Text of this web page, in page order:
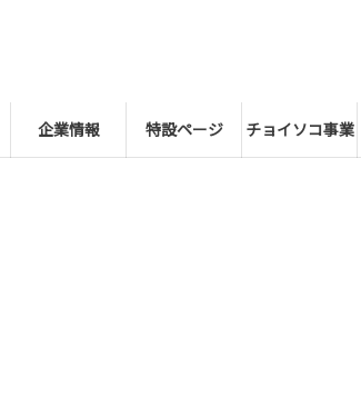
企業情報 特設ページ チョイソコ事業